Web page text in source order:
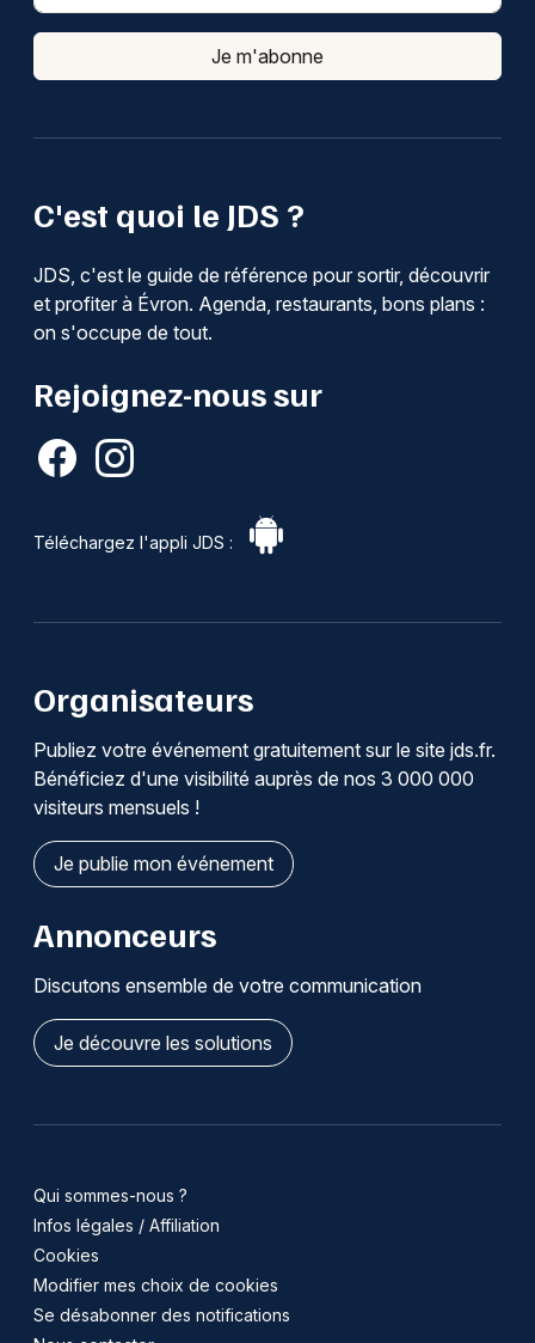
C'est quoi le JDS ?
JDS, c'est le guide de référence pour sortir, découvrir
et profiter à Évron. Agenda, restaurants, bons plans :
on s'occupe de tout.
Rejoignez-nous sur
Téléchargez l'appli JDS :
Je m'abonne
Organisateurs
Publiez votre événement gratuitement sur le site jds.fr.
Bénéficiez d'une visibilité auprès de nos 3 000 000
visiteurs mensuels !
Je publie mon événement
Annonceurs
Discutons ensemble de votre communication
Je découvre les solutions
Qui sommes-nous ?
Infos légales / Affiliation
Cookies
Modifier mes choix de cookies
Se désabonner des notifications